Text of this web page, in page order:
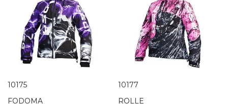
10175
FODOMA
10177
ROLLE